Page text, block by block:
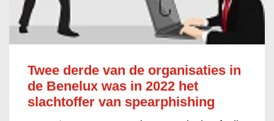
Twee derde van de organisaties in
de Benelux was in 2022 het
slachtoffer van spearphishing